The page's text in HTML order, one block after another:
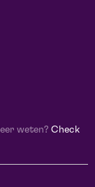
weten? Check